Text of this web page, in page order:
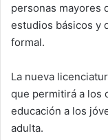
personas mayores
estudios básicos y
formal.
La nueva
que permitirá a los
educación a los
adulta.